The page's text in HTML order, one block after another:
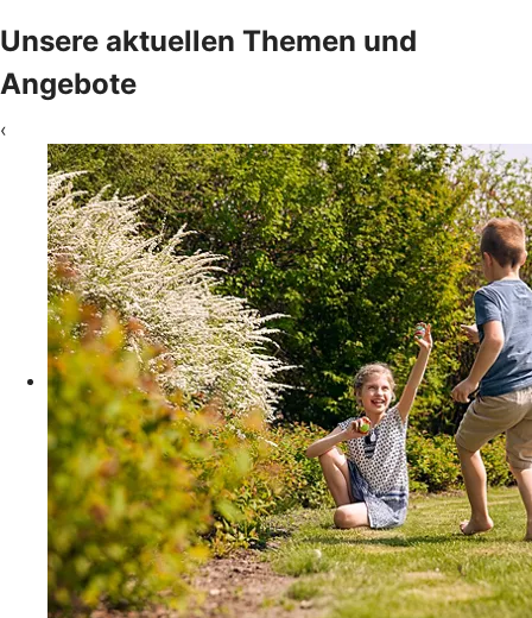
Unsere aktuellen Themen und
Angebote
‹